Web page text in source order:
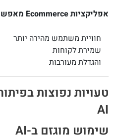
אפליקציות Ecommerce מאפשרות:
חוויית משתמש מהירה יותר
שמירת לקוחות
והגדלת מעורבות
AI
שימוש מוגזם ב-AI